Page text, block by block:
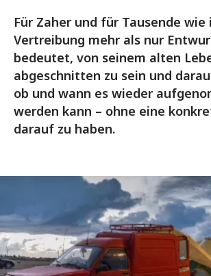
Für Zaher und für Tausende
Vertreibung mehr als nur
bedeutet, von seinem alten
abgeschnitten zu sein und
ob und wann es wieder
werden kann – ohne eine
darauf zu haben.